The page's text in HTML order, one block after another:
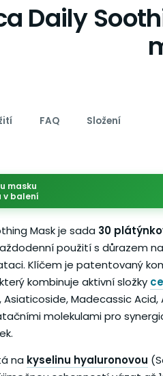
Daily
FAQ Složení
masku
v balení
Mask je sada 30
použití s důrazem
Klíčem je patentovaný
kombinuje aktivní složky
Madecassic Acid,
molekulami pro
na kyselinu hyaluronovou